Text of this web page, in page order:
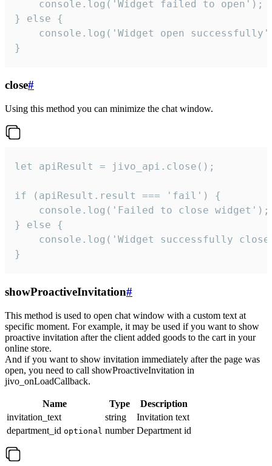
    console.log('Widget failed to open');
} else {
console.log('Widget open
}
close#
Using this method you can minimize the chat window.
let apiResult = jivo_api.close();
if (apiResult.result === 'fail') {
    console.log('Failed to close widget');
} else {
console.log('Widget successfully
}
showProactiveInvitation#
This method is used to open chat window with a custom text at
specific moment. For example, it may be used if you want to show
proactive invitation after the client added goods to the cart in your
online store.
And if you want to show invitation immediately after the page was
open, you need to call showProactiveInvitation in
jivo_onLoadCallback.
Name Type
Description
invitation_text
string
Invitation text
department_id optional number Department id